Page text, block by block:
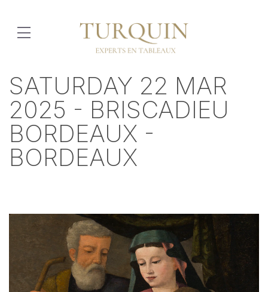
SATURDAY 22 MAR
2025 - BRISCADIEU
BORDEAUX -
BORDEAUX